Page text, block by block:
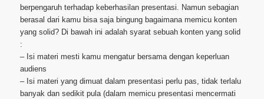
berpengaruh terhadap keberhasilan presentasi. Namun sebagian
berasal dari kamu bisa saja bingung bagaimana memicu konten
yang solid? Di bawah ini adalah syarat sebuah konten yang solid
:
– Isi materi mesti kamu mengatur bersama dengan keperluan
audiens
– Isi materi yang dimuat dalam presentasi perlu pas, tidak terlalu
banyak dan sedikit pula (dalam memicu presentasi mencermati